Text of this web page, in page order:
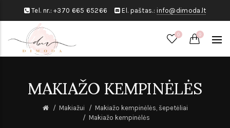
Tel. nr.:+370 665 65266 El. paštas.:info@dimoda.lt
0 0
MAKIAŽO KEMPINĖLĖS
Makiažui
Makiažo kempinėlės, šepetėliai
Makiažo kempinėlės